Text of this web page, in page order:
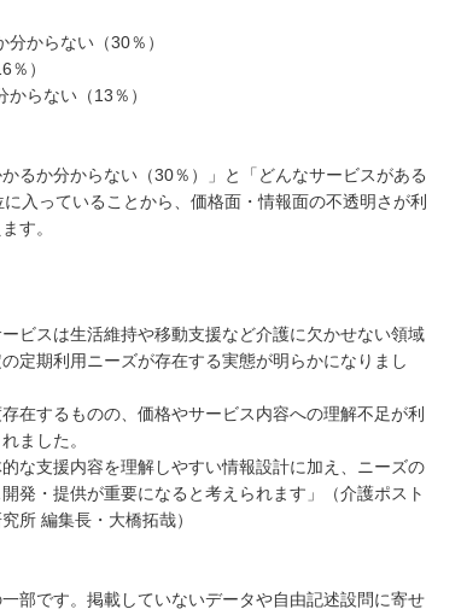
からない（30％）
）
らない（13％）
るか分からない（30％）」と「どんなサービスがある
入っていることから、価格面・情報面の不透明さが利
す。
ービスは生活維持や移動支援など介護に欠かせない領域
定期利用ニーズが存在する実態が明らかになりまし
在するものの、価格やサービス内容への理解不足が利
ました。
な支援内容を理解しやすい情報設計に加え、ニーズの
発・提供が重要になると考えられます」（介護ポスト
所 編集長・大橋拓哉）
部です。掲載していないデータや自由記述設問に寄せ